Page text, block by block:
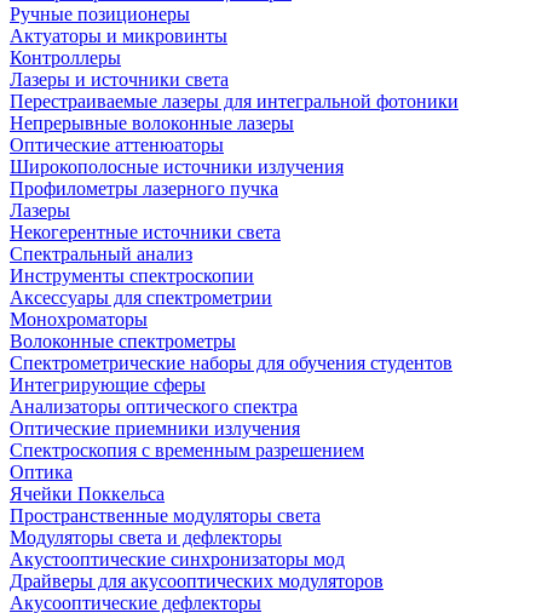
Ручные позиционеры
Актуаторы и микровинты
Контроллеры
Лазеры и источники света
Перестраиваемые лазеры для интегральной фотоники
Непрерывные волоконные лазеры
Оптические аттенюаторы
Широкополосные источники излучения
Профилометры лазерного пучка
Лазеры
Некогерентные источники света
Спектральный анализ
Инструменты спектроскопии
Аксессуары для спектрометрии
Монохроматоры
Волоконные спектрометры
Спектрометрические наборы для обучения студентов
Интегрирующие сферы
Анализаторы оптического спектра
Оптические приемники излучения
Спектроскопия с временным разрешением
Оптика
Ячейки Поккельса
Пространственные модуляторы света
Модуляторы света и дефлекторы
Акустооптические синхронизаторы мод
Драйверы для акусооптических модуляторов
Акусооптические дефлекторы